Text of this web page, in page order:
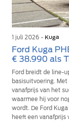
1 juli 2026 - Kuga
Ford Kuga
€ 38.990 als
Ford breidt de line-
basisuitvoering.
vanafprijs van het
waarmee hij voor
wordt. De Ford
heeft een vanafprijs